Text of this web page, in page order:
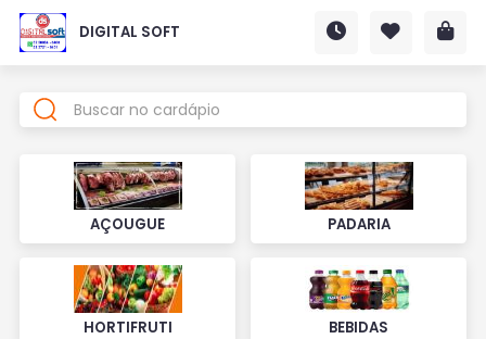
DIGITAL SOFT
AÇOUGUE PADARIA
HORTIFRUTI BEBIDAS